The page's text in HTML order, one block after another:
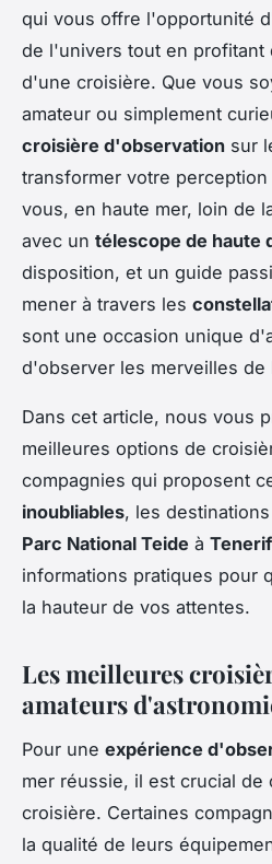
qui vous offre l'opportunité
de l'univers tout en profitant
d'une croisière. Que vous
amateur ou simplement
croisière d'observation sur
transformer votre
vous, en haute mer, loin de
avec un télescope de haute
disposition, et un guide
mener à travers les
sont une occasion unique
d'observer les merveilles de
Dans cet article, nous vous
meilleures options de
compagnies qui proposent
inoubliables, les
Parc National Teide à
informations pratiques pour
la hauteur de vos attentes.
Les meilleures
amateurs
Pour une expérience
mer réussie, il est crucial de
croisière. Certaines
la qualité de leurs